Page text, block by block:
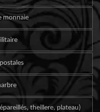
monnaie
theillere, plateau)